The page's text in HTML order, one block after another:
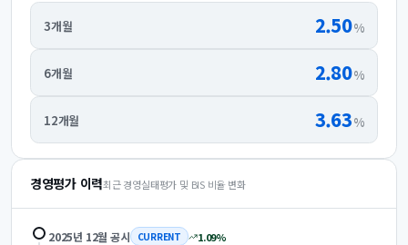
3개월 2.50%
6개월 2.80%
12개월 3.63%
경영평가 이력최근 경영실태평가 및 BIS 비율 변화
2025년 12월 공시 CURRENT 1.09%